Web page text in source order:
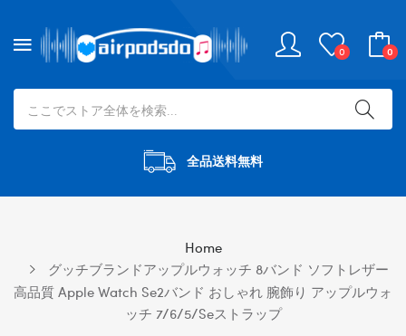
0 0
全品送料無料
Home
グッチブランドアップルウォッチ 8バンド ソフトレザー
高品質 Apple Watch Se2バンド おしゃれ 腕飾り アップルウォ
ッチ 7/6/5/seストラップ